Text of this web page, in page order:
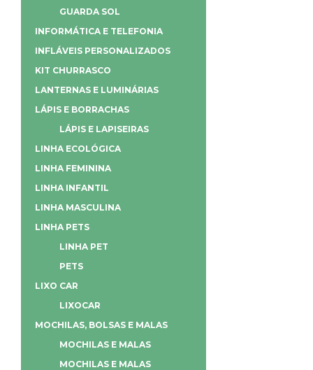
GUARDA SOL
INFORMÁTICA E TELEFONIA
INFLÁVEIS PERSONALIZADOS
KIT CHURRASCO
LANTERNAS E LUMINÁRIAS
LÁPIS E BORRACHAS
LÁPIS E LAPISEIRAS
LINHA ECOLÓGICA
LINHA FEMININA
LINHA INFANTIL
LINHA MASCULINA
LINHA PETS
LINHA PET
PETS
LIXO CAR
LIXOCAR
MOCHILAS, BOLSAS E MALAS
MOCHILAS E MALAS
MOCHILAS E MALAS